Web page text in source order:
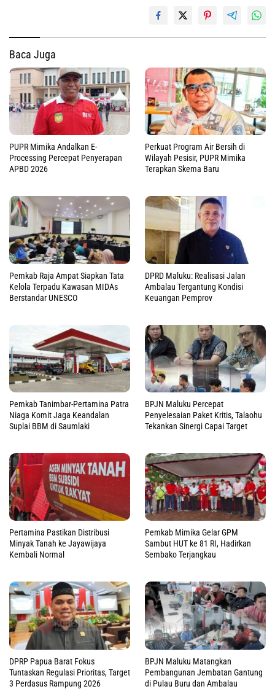
Baca Juga
PUPR Mimika Andalkan E-
Processing Percepat Penyerapan
APBD 2026
Perkuat Program Air Bersih di
Wilayah Pesisir, PUPR Mimika
Terapkan Skema Baru
Pemkab Raja Ampat Siapkan Tata
Kelola Terpadu Kawasan MIDAs
Berstandar UNESCO
DPRD Maluku: Realisasi Jalan
Ambalau Tergantung Kondisi
Keuangan Pemprov
Pemkab Tanimbar-Pertamina Patra
Niaga Komit Jaga Keandalan
Suplai BBM di Saumlaki
BPJN Maluku Percepat
Penyelesaian Paket Kritis, Talaohu
Tekankan Sinergi Capai Target
Pertamina Pastikan Distribusi
Minyak Tanah ke Jayawijaya
Kembali Normal
Pemkab Mimika Gelar GPM
Sambut HUT ke 81 RI, Hadirkan
Sembako Terjangkau
DPRP Papua Barat Fokus
Tuntaskan Regulasi Prioritas, Target
3 Perdasus Rampung 2026
BPJN Maluku Matangkan
Pembangunan Jembatan Gantung
di Pulau Buru dan Ambalau